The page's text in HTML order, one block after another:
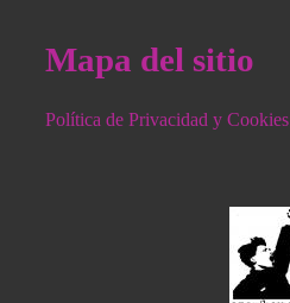
Mapa del sitio
Política de Privacidad y Cookies